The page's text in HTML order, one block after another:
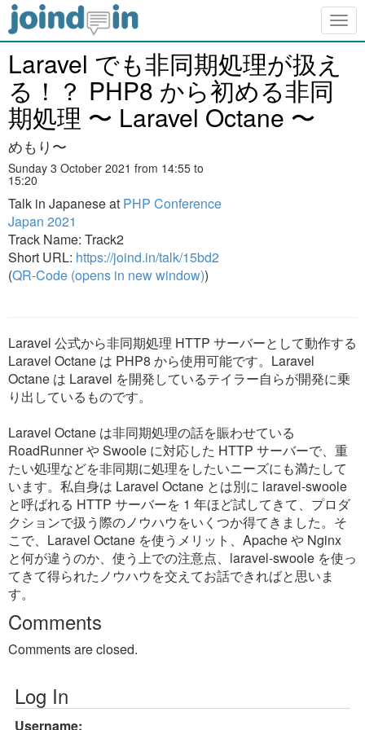
Laravel でも非同期処理が扱え
る！？ PHP8 から初める非同
期処理 〜 Laravel Octane 〜
めもり〜
Sunday 3 October 2021 from 14:55 to
15:20
Talk in Japanese at PHP Conference
Japan 2021
Track Name: Track2
Short URL: https://joind.in/talk/15bd2
(QR-Code (opens in new window))
Laravel 公式から非同期処理 HTTP サーバーとして動作する
Laravel Octane は PHP8 から使用可能です。Laravel
Octane は Laravel を開発しているテイラー自らが開発に乗
り出しているものです。
Laravel Octane は非同期処理の話を賑わせている
RoadRunner や Swoole に対応した HTTP サーバーで、重
たい処理などを非同期に処理をしたいニーズにも満たして
います。私自身は Laravel Octane とは別に laravel-swoole
と呼ばれる HTTP サーバーを 1 年ほど試してきて、プロダ
クションで扱う際のノウハウをいくつか得てきました。そ
こで、Laravel Octane を使うメリット、Apache や Nginx
と何が違うのか、使う上での注意点、laravel-swoole を使っ
てきて得られたノウハウを交えてお話できればと思いま
す。
Comments
Comments are closed.
Log In
Username: